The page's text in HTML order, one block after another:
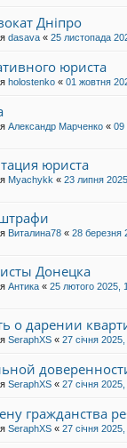
Дніпро
dasava « 25 листопада
юриста
holostenko « 01 жовтня
Александр Марченко « 09
юриста
Myachykk « 23 липня
штрафи
Виталина78 « 28 березня
Донецка
Антика « 25 лютого 2025,
о дарении
SeraphXS « 27 січня
SeraphXS « 27 січня
гражданства
SeraphXS « 27 січня